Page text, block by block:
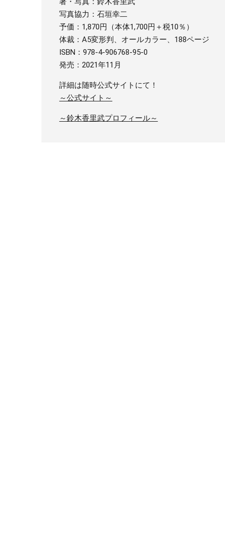
写真協力：石垣幸二
予価：1,870円（本体1,700円＋税10％）
体裁：A5変形判、オールカラー、188ページ
ISBN：978-4-906768-95-0
発売：2021年11月
詳細は随時公式サイトにて！
～公式サイト～
～鈴木香里武プロフィール～